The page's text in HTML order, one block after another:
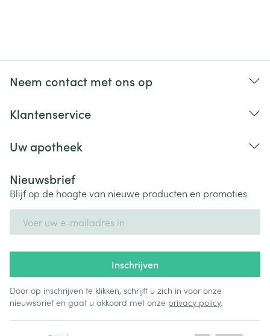
Neem contact met ons op
Klantenservice
Uw apotheek
Nieuwsbrief
Blijf op de hoogte van nieuwe producten en promoties
Inschrijven
Door op inschrijven te klikken, schrijft u zich in voor onze
nieuwsbrief en gaat u akkoord met onze privacy policy.